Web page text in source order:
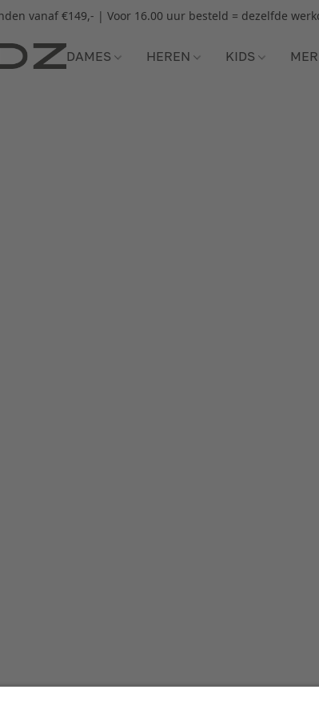
vanaf €149,- | Voor 16.00 uur besteld = dezelfde
DAMES HEREN KIDS